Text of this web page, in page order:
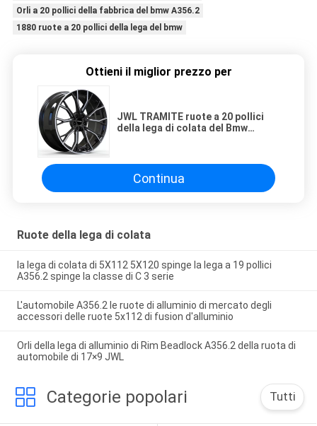
Orli a 20 pollici della fabbrica del bmw A356.2
1880 ruote a 20 pollici della lega del bmw
Ottieni il miglior prezzo per
JWL TRAMITE ruote a 20 pollici
della lega di colata del Bmw
Continua
Ruote della lega di colata
la lega di colata di 5X112 5X120 spinge la lega a 19 pollici
A356.2 spinge la classe di C 3 serie
L'automobile A356.2 le ruote di alluminio di mercato degli
accessori delle ruote 5x112 di fusion d'alluminio
Orli della lega di alluminio di Rim Beadlock A356.2 della ruota di
automobile di 17×9 JWL
Categorie popolari Tutti